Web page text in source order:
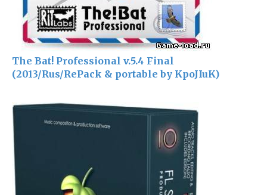
The Bat! Professional v.5.4 Final
(2013/Rus/RePack & portable by KpoJIuK)